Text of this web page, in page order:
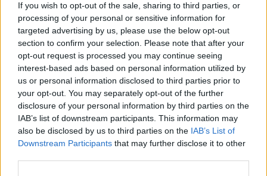
If you wish to opt-out of the sale, sharing to third parties, or
processing of your personal or sensitive information for
targeted advertising by us, please use the below opt-out
section to confirm your selection. Please note that after your
opt-out request is processed you may continue seeing
interest-based ads based on personal information utilized by
us or personal information disclosed to third parties prior to
your opt-out. You may separately opt-out of the further
disclosure of your personal information by third parties on the
IAB’s list of downstream participants. This information may
also be disclosed by us to third parties on the IAB’s List of
Downstream Participants that may further disclose it to other
In evidenza